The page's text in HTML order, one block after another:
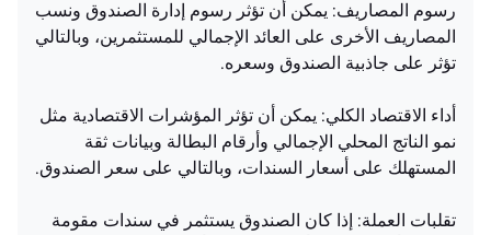
رسوم المصاريف: يمكن أن تؤثر رسوم إدارة الصندوق ونسب
المصاريف الأخرى على العائد الإجمالي للمستثمرين، وبالتالي
تؤثر على جاذبية الصندوق وسعره.
أداء الاقتصاد الكلي: يمكن أن تؤثر المؤشرات الاقتصادية مثل
نمو الناتج المحلي الإجمالي وأرقام البطالة وبيانات ثقة
المستهلك على أسعار السندات، وبالتالي على سعر الصندوق.
تقلبات العملة: إذا كان الصندوق يستثمر في سندات مقومة